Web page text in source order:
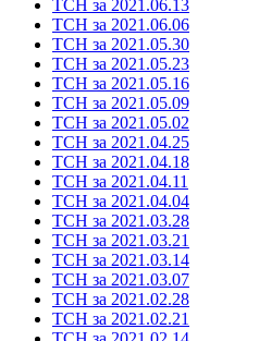
ТСН за 2021.06.13
ТСН за 2021.06.06
ТСН за 2021.05.30
ТСН за 2021.05.23
ТСН за 2021.05.16
ТСН за 2021.05.09
ТСН за 2021.05.02
ТСН за 2021.04.25
ТСН за 2021.04.18
ТСН за 2021.04.11
ТСН за 2021.04.04
ТСН за 2021.03.28
ТСН за 2021.03.21
ТСН за 2021.03.14
ТСН за 2021.03.07
ТСН за 2021.02.28
ТСН за 2021.02.21